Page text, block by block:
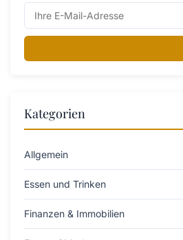
Kategorien
Allgemein
Essen und Trinken
Finanzen & Immobilien